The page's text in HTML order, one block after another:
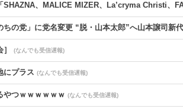
SHAZNA、MALICE MIZER、La’cryma Christi、
ちの党」に党名変更 “脱・山本太郎”へ山本譲司新
］ (なんでも受信遅報)
にプラス (なんでも受信遅報)
やつｗｗｗｗｗｗ (なんでも受信遅報)